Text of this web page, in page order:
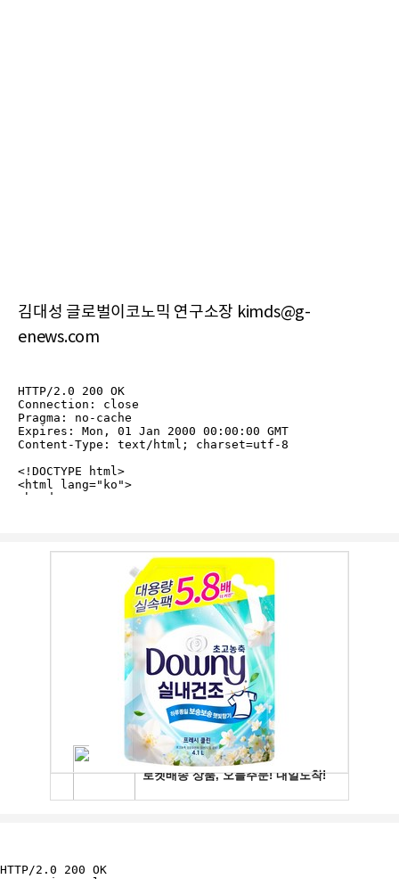
김대성 글로벌이코노믹 연구소장 kimds@g-
enews.com